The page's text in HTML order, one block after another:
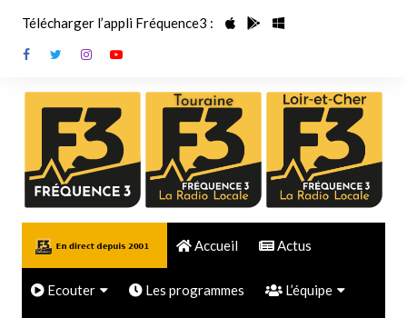
contenu
Télécharger l’appli Fréquence3 :
Accueil Actus
Ecouter Les programmes L’équipe